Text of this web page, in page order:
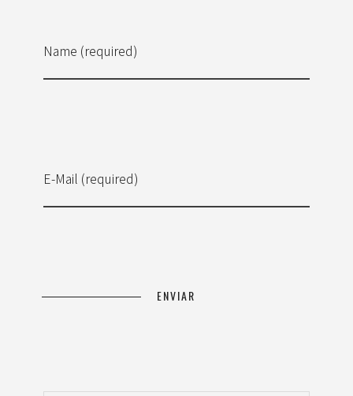
Name (required)
E-Mail (required)